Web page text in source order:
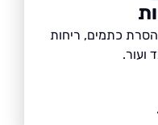
ריחות